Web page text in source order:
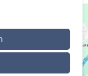
um den Google